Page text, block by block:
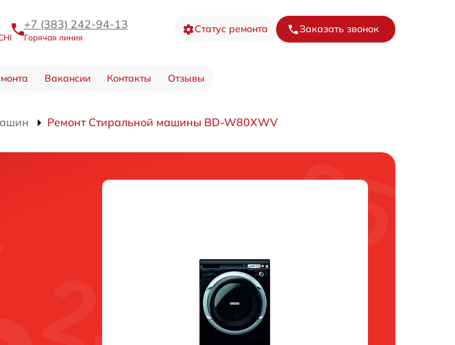
+7 (383) 242-94-13
Горячая линия
Статус ремонта Заказать звонок
Вакансии Контакты Отзывы
Ремонт Стиральной машины BD-W80XWV